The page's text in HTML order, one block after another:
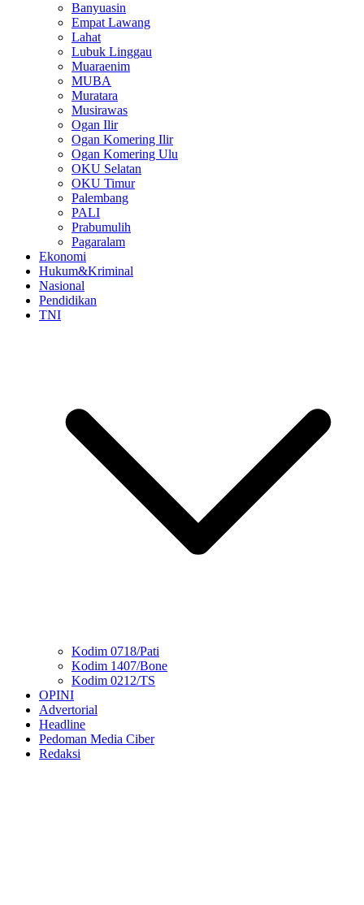
Banyuasin
Empat Lawang
Lahat
Lubuk Linggau
Muaraenim
MUBA
Muratara
Musirawas
Ogan Ilir
Ogan Komering Ilir
Ogan Komering Ulu
OKU Selatan
OKU Timur
Palembang
PALI
Prabumulih
Pagaralam
Ekonomi
Hukum&Kriminal
Nasional
Pendidikan
TNI
Kodim 0718/Pati
Kodim 1407/Bone
Kodim 0212/TS
OPINI
Advertorial
Headline
Pedoman Media Ciber
Redaksi